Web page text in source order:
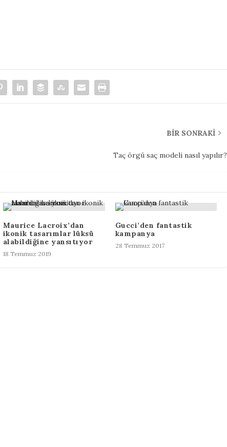
BIR SONRAKI
Taç örgü saç modeli nasıl yapılır?
Maurice Lacroix’dan
ikonik tasarımlar lüksü
alabildiğine yansıtıyor
18 Temmuz 2019
Gucci’den fantastik
kampanya
28 Temmuz 2017